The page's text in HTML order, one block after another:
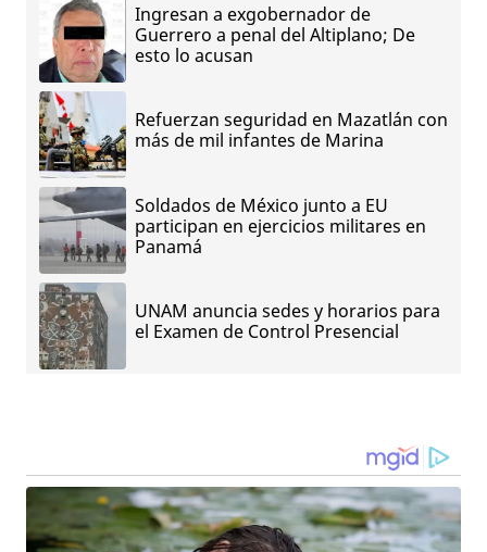
Ingresan a exgobernador de
Guerrero a penal del Altiplano; De
esto lo acusan
Refuerzan seguridad en Mazatlán con
más de mil infantes de Marina
Soldados de México junto a EU
participan en ejercicios militares en
Panamá
UNAM anuncia sedes y horarios para
el Examen de Control Presencial